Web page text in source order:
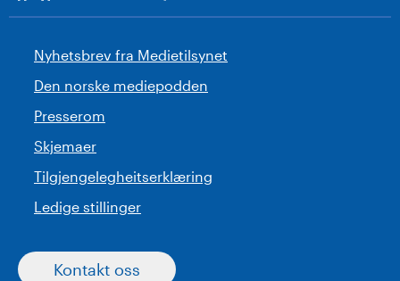
Nyhetsbrev fra Medietilsynet
Den norske mediepodden
Presserom
Skjemaer
Tilgjengelegheitserklæring
Ledige stillinger
Kontakt oss